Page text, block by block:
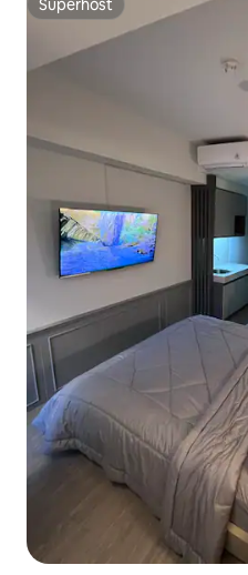
Superhost
Superhost